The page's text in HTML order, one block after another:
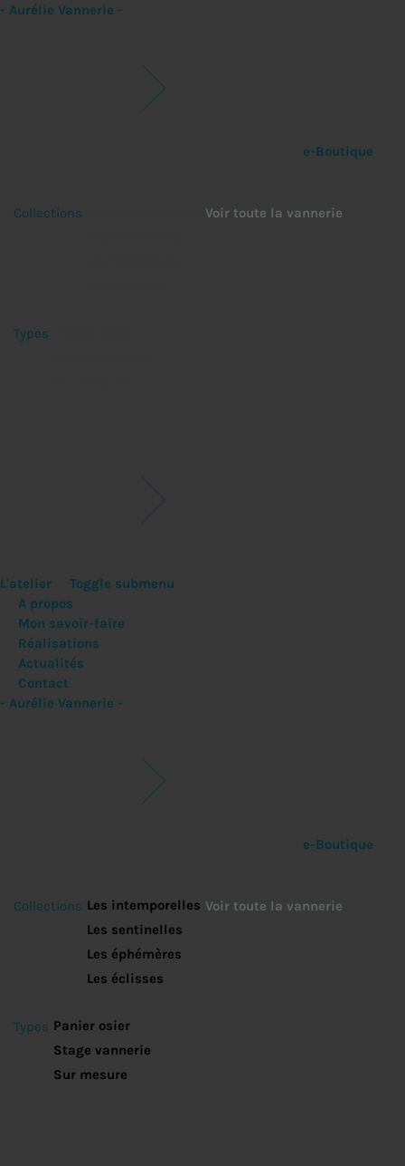
- Aurélie Vannerie -
e-Boutique
Collections Voir toute la vannerie
Types
L'atelier
Toggle submenu
A propos
Mon savoir-faire
Réalisations
Actualités
Contact
- Aurélie Vannerie -
e-Boutique
Collections Les intemporelles
Les sentinelles
Les éphémères
Les éclisses
Voir toute la vannerie
Types Panier osier
Stage vannerie
Sur mesure